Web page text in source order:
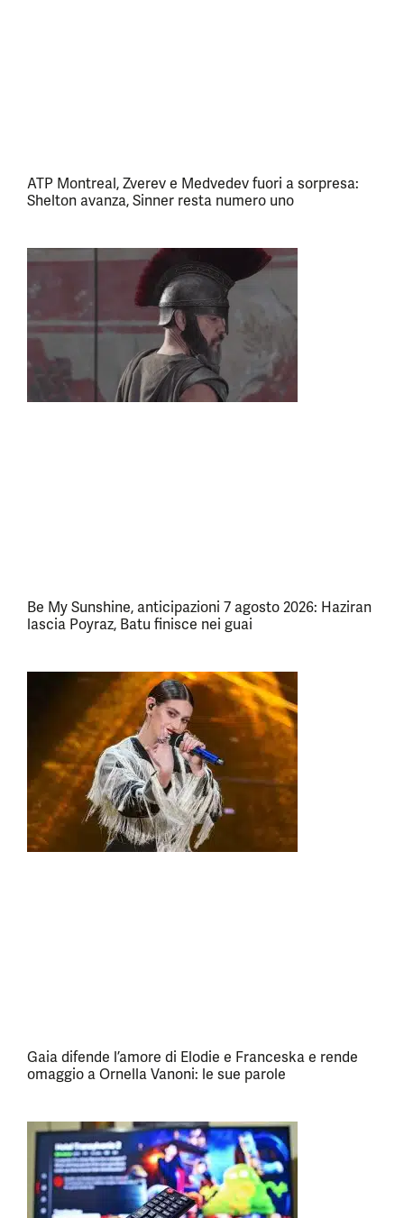
ATP Montreal, Zverev e Medvedev fuori a sorpresa:
Shelton avanza, Sinner resta numero uno
Be My Sunshine, anticipazioni 7 agosto 2026: Haziran
lascia Poyraz, Batu finisce nei guai
Gaia difende l’amore di Elodie e Franceska e rende
omaggio a Ornella Vanoni: le sue parole